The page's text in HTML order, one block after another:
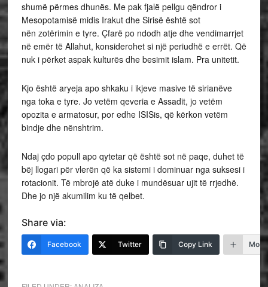
shumë përmes dhunës. Me pak fjalë pellgu qëndror i
Mesopotamisë midis Irakut dhe Sirisë është sot
nën zotërimin e tyre. Çfarë po ndodh atje dhe vendimarrjet
në emër të Allahut, konsiderohet si një periudhë e errët. Që
nuk i përket aspak kulturës dhe besimit islam. Pra unitetit.
Kjo është aryeja apo shkaku i ikjeve masive të sirianëve
nga toka e tyre. Jo vetëm qeveria e Assadit, jo vetëm
opozita e armatosur, por edhe ISIS­is, që kërkon vetëm
bindje dhe nënshtrim.
Ndaj çdo popull apo qytetar që është sot në paqe, duhet të
bëj llogari për vlerën që ka sistemi i dominuar nga suksesi i
rotacionit. Të mbrojë atë duke i mundësuar ujit të rrjedhë.
Dhe jo një akumilim ku të qelbet.
Share via:
Facebook Twitter Copy Link More